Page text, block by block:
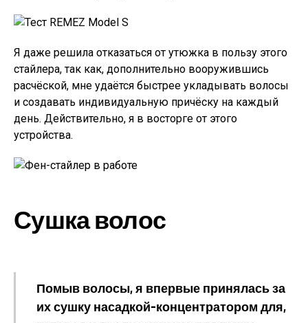
Я даже решила отказаться от утюжка в пользу этого
стайлера, так как, дополнительно вооружившись
расчёской, мне удаётся быстрее укладывать волосы
и создавать индивидуальную причёску на каждый
день. Действительно, я в восторге от этого
устройства.
Сушка волос
Помыв волосы, я впервые принялась за
их сушку насадкой-концентратором для,